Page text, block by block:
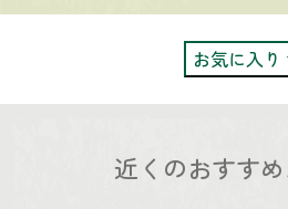
お気に入り
近くのおすす